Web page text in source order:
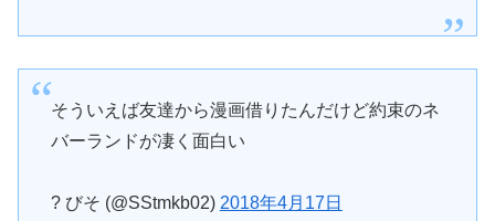
そういえば友達から漫画借りたんだけど約束のネ
バーランドが凄く面白い
? びそ (@SStmkb02) 2018年4月17日